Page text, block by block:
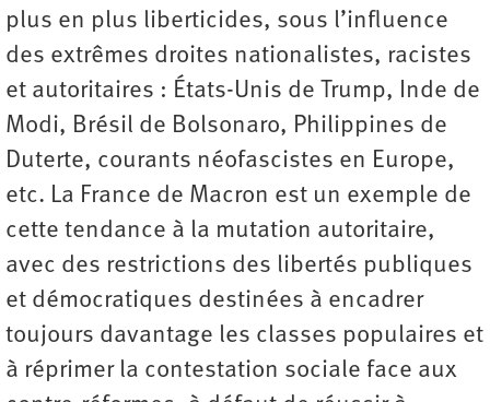
plus en plus liberticides, sous l’influence
des extrêmes droites nationalistes, racistes
et autoritaires : États-Unis de Trump, Inde de
Modi, Brésil de Bolsonaro, Philippines de
Duterte, courants néofascistes en Europe,
etc. La France de Macron est un exemple de
cette tendance à la mutation autoritaire,
avec des restrictions des libertés publiques
et démocratiques destinées à encadrer
toujours davantage les classes populaires et
à réprimer la contestation sociale face aux